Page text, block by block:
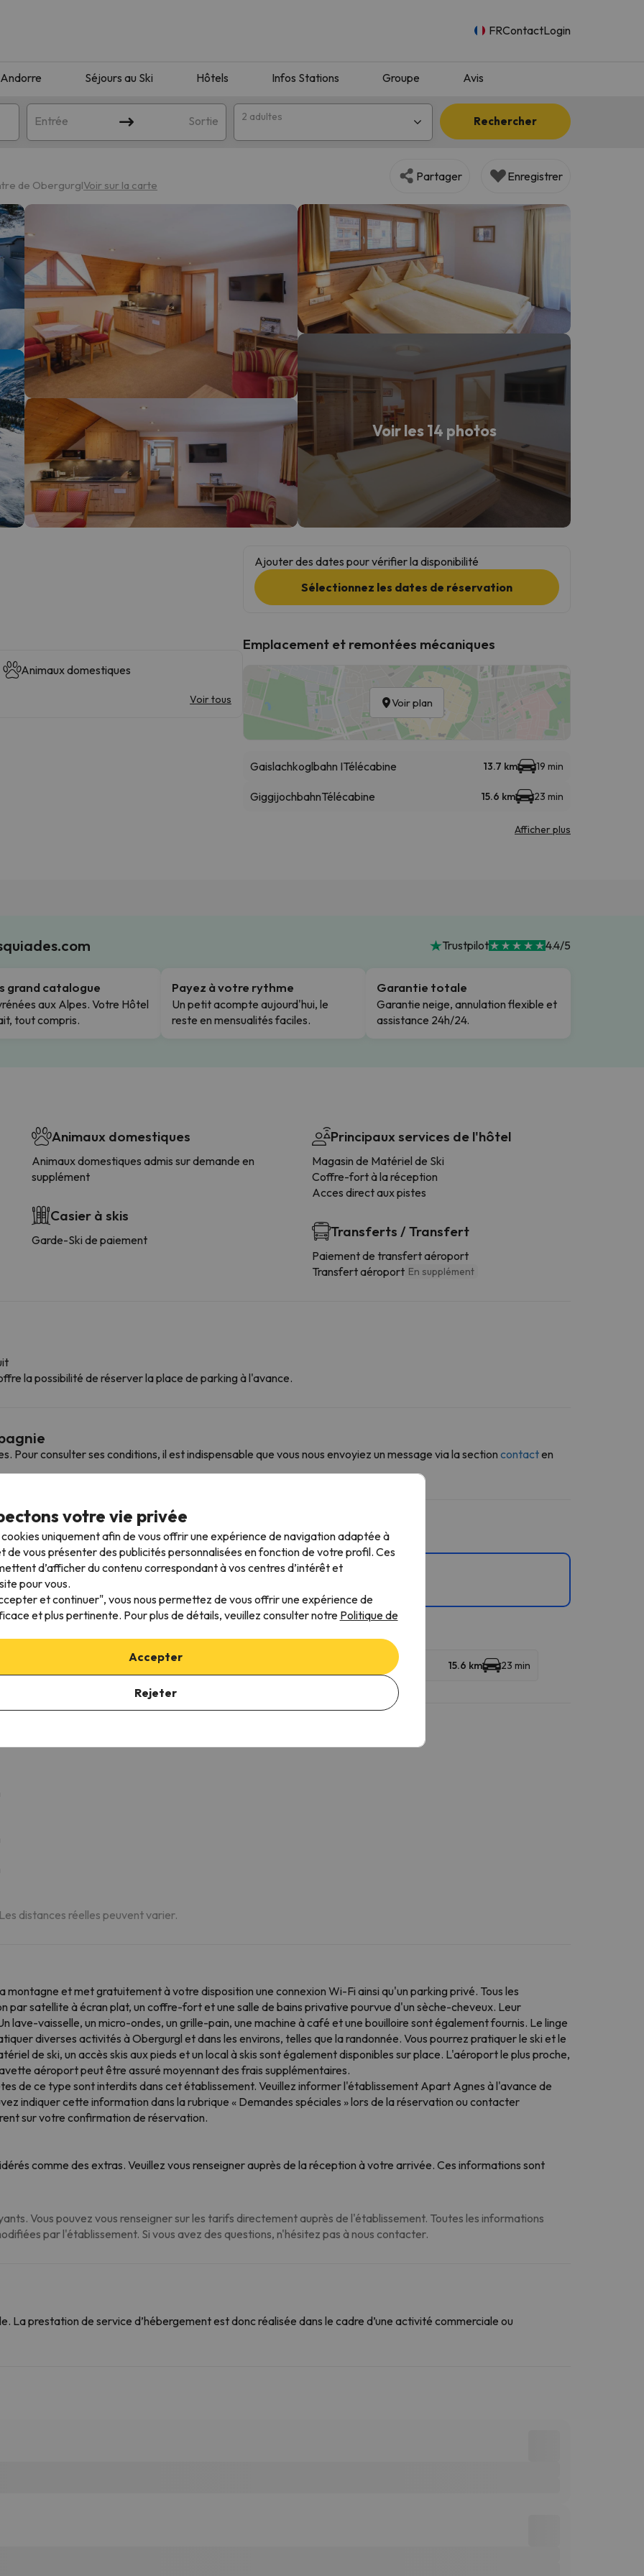
FRContactLogin
Andorre Séjours au Ski Hôtels Infos Stations Groupe Avis
Entrée Sortie 2 adultes Rechercher
à votre recherche. Essayez de modifier la destination.
qu'il aura retrouvé sa boussole, il reviendra.
de ObergurglVoir sur la carte
Partager Enregistrer
Voir les 14 photos
Animaux domestiques
Voir tous
Ajouter des dates pour vérifier la disponibilité
Sélectionnez les dates de réservation
Emplacement et remontées mécaniques
Voir plan
Gaislachkoglbahn ITélécabine 13.7 km 19 min
GiggijochbahnTélécabine 15.6 km 23 min
Afficher plus
Trustpilot 4.4/5
grand catalogue
aux Alpes. Votre Hôtel
tout compris.
Payez à votre rythme
Un petit acompte aujourd'hui, le
reste en mensualités faciles.
Garantie totale
Garantie neige, annulation flexible et
assistance 24h/24.
Animaux domestiques
Animaux domestiques admis sur demande en
supplément
Casier à skis
Garde-Ski de paiement
Principaux services de l'hôtel
Magasin de Matériel de Ski
Coffre-fort à la réception
Acces direct aux pistes
Transferts / Transfert
Paiement de transfert aéroport
Transfert aéroport En supplément
la possibilité de réserver la place de parking à l'avance.
Pour consulter ses conditions, il est indispensable que vous nous envoyiez un message via la section contacten
proches
à plusieurs stations et profiter de 272 km de pistes.
I à Sölden. Vous pouvez également skier à Sölden.
19 min Giggijochbahn 15.6 km 23 min
distances réelles peuvent varier.
montagne et met gratuitement à votre disposition une connexion Wi-Fi ainsi qu'un parking privé. Tous les
par satellite à écran plat, un coffre-fort et une salle de bains privative pourvue d'un sèche-cheveux. Leur
lave-vaisselle, un micro-ondes, un grille-pain, une machine à café et une bouilloire sont également fournis. Le linge
diverses activités à Obergurgl et dans les environs, telles que la randonnée. Vous pourrez pratiquer le ski et le
de ski, un accès skis aux pieds et un local à skis sont également disponibles sur place. L'aéroport le plus proche,
aéroport peut être assuré moyennant des frais supplémentaires.
de ce type sont interdits dans cet établissement. Veuillez informer l'établissement Apart Agnes à l'avance de
indiquer cette information dans la rubrique « Demandes spéciales » lors de la réservation ou contacter
sur votre confirmation de réservation.
comme des extras. Veuillez vous renseigner auprès de la réception à votre arrivée. Ces informations sont
Vous pouvez vous renseigner sur les tarifs directement auprès de l'établissement. Toutes les informations
par l'établissement. Si vous avez des questions, n'hésitez pas à nous contacter.
La prestation de service d’hébergement est donc réalisée dans le cadre d’une activité commerciale ou
votre vie privée
cookies uniquement afin de vous offrir une expérience de navigation adaptée à
de vous présenter des publicités personnalisées en fonction de votre profil. Ces
d’afficher du contenu correspondant à vos centres d’intérêt et
pour vous.
et continuer", vous nous permettez de vous offrir une expérience de
et plus pertinente. Pour plus de détails, veuillez consulter notre Politique de
Accepter
Rejeter